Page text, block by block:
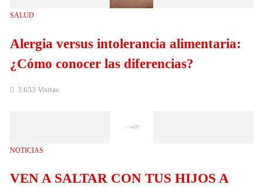
SALUD
Alergia versus intolerancia alimentaria:
¿Cómo conocer las diferencias?
3.653 Visitas
NOTICIAS
VEN A SALTAR CON TUS HIJOS A